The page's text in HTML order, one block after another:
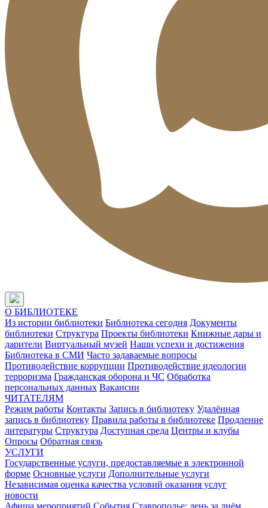
О БИБЛИОТЕКЕ
Из истории библиотеки Библиотека сегодня Документы
библиотеки Структура Проекты библиотеки Книжные дары и
дарители Виртуальный музей Наши успехи и достижения
Библиотека в СМИ Часто задаваемые вопросы
Противодействие коррупции Противодействие идеологии
терроризма Гражданская оборона и ЧС Обработка
персональных данных Вакансии
ЧИТАТЕЛЯМ
Режим работы Контакты Запись в библиотеку Удалённая
запись в библиотеку Правила работы в библиотеке Продление
литературы Структура Доступная среда Центры и клубы
Опросы Обратная связь
УСЛУГИ
Государственные услуги, предоставляемые в электронной
форме Основные услуги Дополнительные услуги
Независимая оценка качества условий оказания услуг
новости
Афиша мероприятий События Ставрополье: день за днём